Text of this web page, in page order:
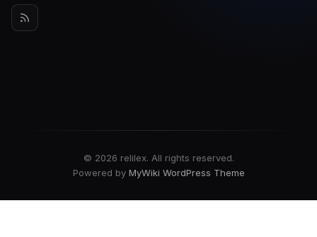
© 2026 relilex. All rights reserved.
Powered by MyWiki WordPress Theme